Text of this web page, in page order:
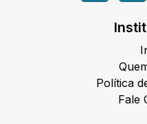
Política
Fale